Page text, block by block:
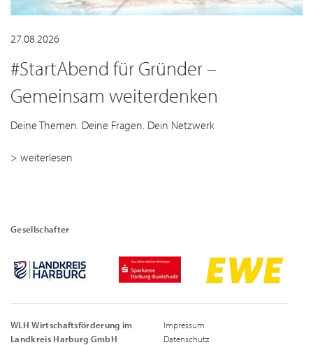
27.08.2026
#StartAbend für Gründer –
Gemeinsam weiterdenken
Deine Themen. Deine Fragen. Dein Netzwerk
> weiterlesen
Gesellschafter
WLH Wirtschaftsförderung im
Landkreis Harburg GmbH
Impressum
Datenschutz